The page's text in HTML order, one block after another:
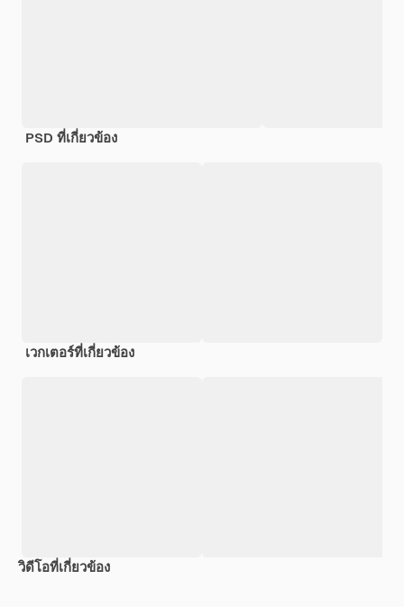
PSD ที่เกี่ยวข้อง
เวกเตอร์ที่เกี่ยวข้อง
วิดีโอที่เกี่ยวข้อง